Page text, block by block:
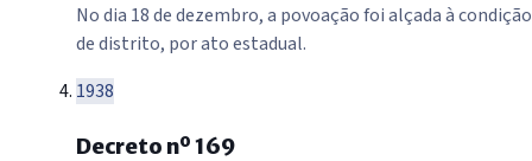
No dia 18 de dezembro, a povoação foi alçada à condição
de distrito, por ato estadual.
1938
Decreto nº 169